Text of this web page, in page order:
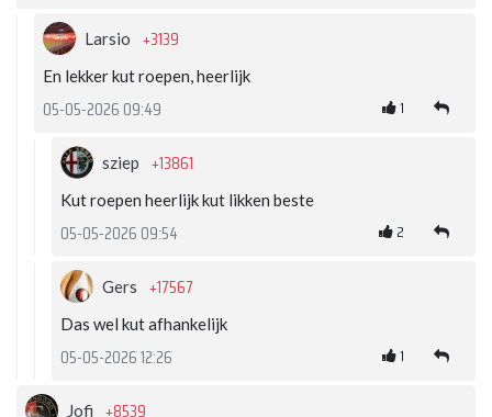
Larsio +3139
En lekker kut roepen, heerlijk
05-05-2026 09:49 1
sziep +13861
Kut roepen heerlijk kut likken beste
05-05-2026 09:54 2
Gers +17567
Das wel kut afhankelijk
05-05-2026 12:26 1
Jofi +8539